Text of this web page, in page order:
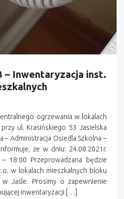
– Inwentaryzacja inst.
ogrzewania w lokalach
ul. Krasińskiego 53 Jasielska
– Administracja Osiedla Szkolna –
że w dniu: 24.08.2021r.
18:00 Przeprowadzana będzie
w lokalach mieszkalnych bloku
Jaśle. Prosimy o zapewnienie
inwentaryzacji […]